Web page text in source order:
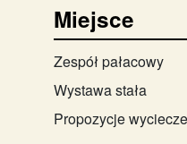
Miejsce
Zespół pałacowy
Wystawa stała
Propozycje